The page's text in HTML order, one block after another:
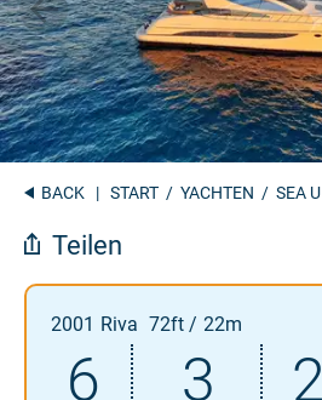
BACK | START / YACHTEN / SEA U
Teilen